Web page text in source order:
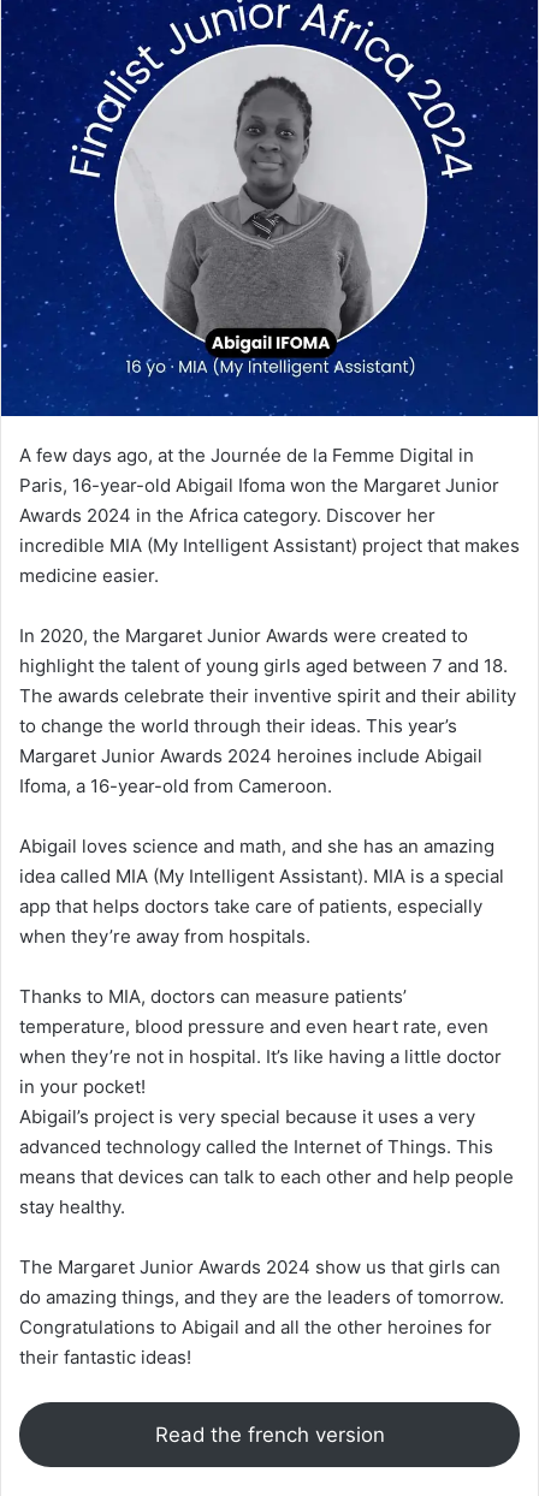
A few days ago, at the Journée de la Femme Digital in
Paris, 16-year-old Abigail Ifoma won the Margaret Junior
Awards 2024 in the Africa category. Discover her
incredible MIA (My Intelligent Assistant) project that makes
medicine easier.
In 2020, the Margaret Junior Awards were created to
highlight the talent of young girls aged between 7 and 18.
The awards celebrate their inventive spirit and their ability
to change the world through their ideas. This year’s
Margaret Junior Awards 2024 heroines include Abigail
Ifoma, a 16-year-old from Cameroon.
Abigail loves science and math, and she has an amazing
idea called MIA (My Intelligent Assistant). MIA is a special
app that helps doctors take care of patients, especially
when they’re away from hospitals.
Thanks to MIA, doctors can measure patients’
temperature, blood pressure and even heart rate, even
when they’re not in hospital. It’s like having a little doctor
in your pocket!
Abigail’s project is very special because it uses a very
advanced technology called the Internet of Things. This
means that devices can talk to each other and help people
stay healthy.
The Margaret Junior Awards 2024 show us that girls can
do amazing things, and they are the leaders of tomorrow.
Congratulations to Abigail and all the other heroines for
their fantastic ideas!
Read the french version